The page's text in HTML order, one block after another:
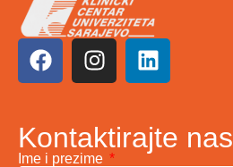
Kontaktirajte nas
Ime i prezime